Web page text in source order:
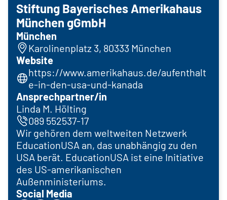
Stiftung Bayerisches Amerikahaus
München gGmbH
München
Karolinenplatz 3, 80333 München
Website
https://www.amerikahaus.de/aufenthalt
e-in-den-usa-und-kanada
Ansprechpartner/in
Linda M. Hölting
089 552537-17
Wir gehören dem weltweiten Netzwerk
EducationUSA an, das unabhängig zu den
USA berät. EducationUSA ist eine Initiative
des US-amerikanischen
Außenministeriums.
Social Media